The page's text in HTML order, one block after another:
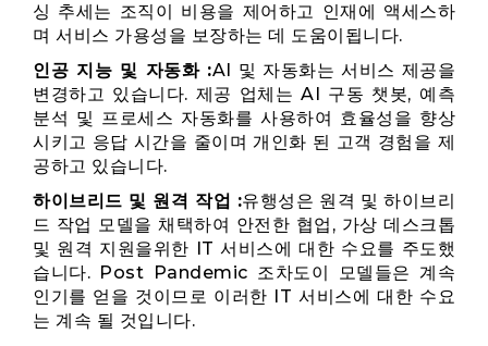
싱 추세는 조직이 비용을 제어하고 인재에 액세스하
며 서비스 가용성을 보장하는 데 도움이됩니다.
인공 지능 및 자동화 :AI 및 자동화는 서비스 제공을
변경하고 있습니다. 제공 업체는 AI 구동 챗봇, 예측
분석 및 프로세스 자동화를 사용하여 효율성을 향상
시키고 응답 시간을 줄이며 개인화 된 고객 경험을 제
공하고 있습니다.
하이브리드 및 원격 작업 :유행성은 원격 및 하이브리
드 작업 모델을 채택하여 안전한 협업, 가상 데스크톱
및 원격 지원을위한 IT 서비스에 대한 수요를 주도했
습니다. Post Pandemic 조차도이 모델들은 계속
인기를 얻을 것이므로 이러한 IT 서비스에 대한 수요
는 계속 될 것입니다.